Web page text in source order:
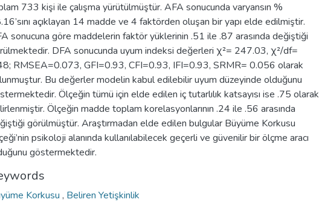
733 kişi ile çalışma yürütülmüştür. AFA sonucunda varyansın %
açıklayan 14 madde ve 4 faktörden oluşan bir yapı elde edilmiştir.
sonucuna göre maddelerin faktör yüklerinin .51 ile .87 arasında değiştiği
DFA sonucunda uyum indeksi değerleri χ²= 247.03, χ²/df=
RMSEA=0.073, GFI=0.93, CFI=0.93, IFI=0.93, SRMR= 0.056 olarak
Bu değerler modelin kabul edilebilir uyum düzeyinde olduğunu
Ölçeğin tümü için elde edilen iç tutarlılık katsayısı ise .75 olarak
Ölçeğin madde toplam korelasyonlarının .24 ile .56 arasında
görülmüştür. Araştırmadan elde edilen bulgular Büyüme Korkusu
psikoloji alanında kullanılabilecek geçerli ve güvenilir bir ölçme aracı
göstermektedir.
Korkusu , Beliren Yetişkinlik